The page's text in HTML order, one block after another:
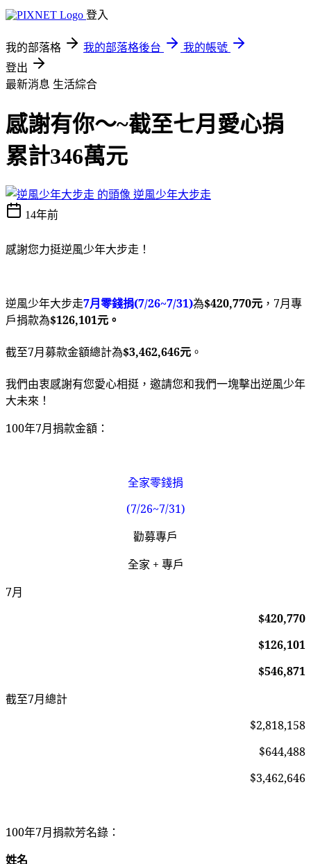
登入
我的部落格 我的部落格後台
我的帳號
登出
最新消息 生活綜合
感謝有你～~截至七月愛心捐
累計346萬元
逆風少年大步走
14年前
感謝您力挺逆風少年大步走！
逆風少年大步走7月零錢捐(7/26~7/31)為$420,770元 ，7月專
戶捐款為$126,101元。
截至7月募款金額總計為$3,462,646元 。
我們由衷感謝有您愛心相挺，邀請您和我們一塊擊出逆風少年
大未來！
100年7月捐款金額：
全家零錢捐
(7/26~7/31)
勸募專戶
全家 + 專戶
7月
$420,770
$126,101
$546,871
截至7月總計
$2,818,158
$644,488
$3,462,646
100年7月捐款芳名錄：
姓名